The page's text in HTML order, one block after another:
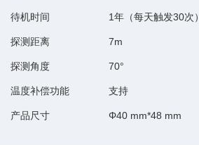
待机时间 1年（每天触发30次）
探测距离 7m
探测角度 70°
温度补偿功能 支持
产品尺寸 Φ40 mm*48 mm